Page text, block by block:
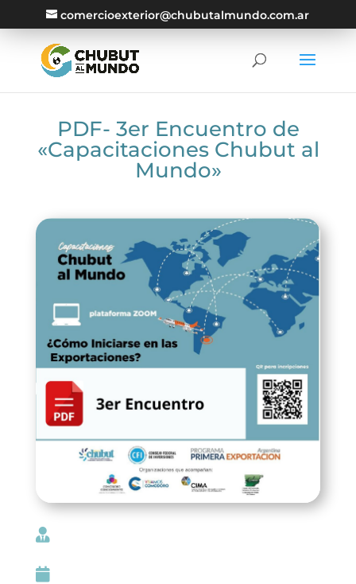
comercioexterior@chubutalmundo.com.ar
PDF- 3er Encuentro de
«Capacitaciones Chubut al
Mundo»

